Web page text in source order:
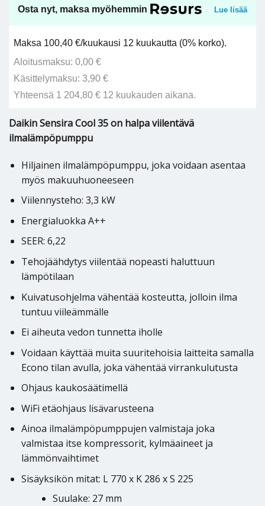
Osta nyt, maksa myöhemmin Lue lisää
Maksa 100,40 €/kuukausi 12 kuukautta (0% korko).
Aloitusmaksu: 0,00 €
Käsittelymaksu: 3,90 €
Yhteensä 1 204,80 € 12 kuukauden aikana.
Daikin Sensira Cool 35 on halpa viilentävä
ilmalämpöpumppu
Hiljainen ilmalämpöpumppu, joka voidaan asentaa
myös makuuhuoneeseen
Viilennysteho: 3,3 kW
Energialuokka A++
SEER: 6,22
Tehojäähdytys viilentää nopeasti haluttuun
lämpötilaan
Kuivatusohjelma vähentää kosteutta, jolloin ilma
tuntuu viileämmälle
Ei aiheuta vedon tunnetta iholle
Voidaan käyttää muita suuritehoisia laitteita samalla
Econo tilan avulla, joka vähentää virrankulutusta
Ohjaus kaukosäätimellä
WiFi etäohjaus lisävarusteena
Ainoa ilmalämpöpumppujen valmistaja joka
valmistaa itse kompressorit, kylmäaineet ja
lämmönvaihtimet
Sisäyksikön mitat: L 770 x K 286 x S 225
Suulake: 27 mm